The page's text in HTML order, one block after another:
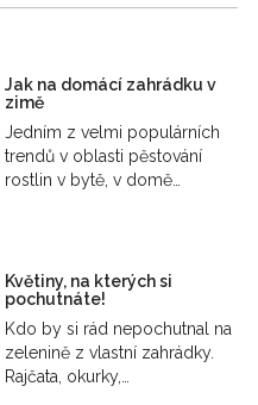
Jak na domácí zahrádku v
zimě
Jedním z velmi populárních
trendů v oblasti pěstování
rostlin v bytě, v domě…
Květiny, na kterých si
pochutnáte!
Kdo by si rád nepochutnal na
zelenině z vlastní zahrádky.
Rajčata, okurky,…